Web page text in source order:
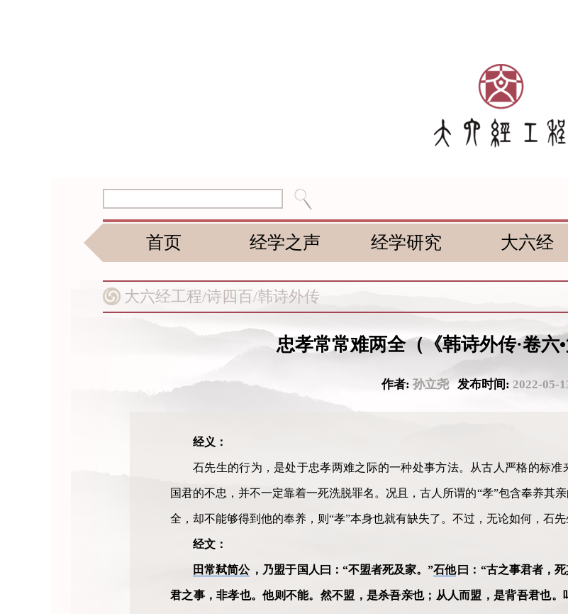
首页 经学之声 经学研究 大六经
大六经工程/诗四百/韩诗外传
忠孝常常难两全（《韩诗外传·卷六•
作者: 孙立尧发布时间: 2022-05-
经义：
石先生的行为，是处于忠孝两难之际的一种处事方法。从古人严格的标
国君的不忠，并不一定靠着一死洗脱罪名。况且，古人所谓的“孝”包含奉养其
全，却不能够得到他的奉养，则“孝”本身也就有缺失了。不过，无论如何，石先
经文：
田常弒简公 ，乃盟于国人曰：“不盟者死及家。”石他 曰：“古之事君者，
君之事，非孝也。他则不能。然不盟，是杀吾亲也；从人而盟，是背吾君也